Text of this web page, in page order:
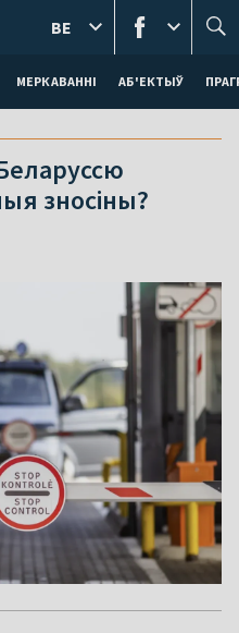
МЕРКАВАННI АБ'ЕКТЫЎ
BE
зносіны?